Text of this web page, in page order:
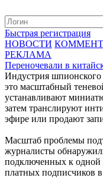
Быстрая регистрация
НОВОСТИ
РЕКЛАМА
Переночевали в
Индустрия
это масштабный
устанавливают
затем транслируют
эфире или продают
Масштаб проблемы
журналисты
подключенных к одной
платных подписчиков в